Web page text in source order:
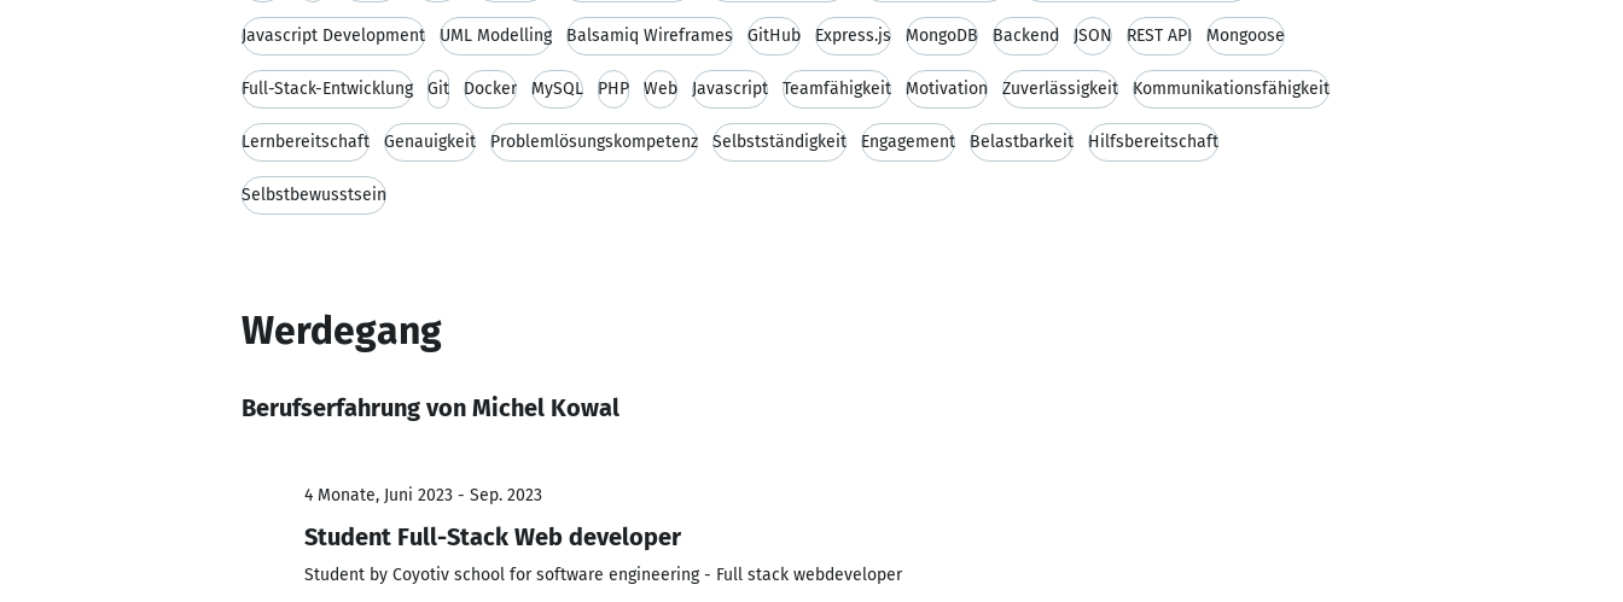
Javascript Development UML Modelling Balsamiq Wireframes GitHub Express.js MongoDB Backend JSON REST API Mongoose
Full-Stack-Entwicklung Git Docker MySQL PHP Web Javascript Teamfähigkeit Motivation Zuverlässigkeit Kommunikationsfähigkeit
Lernbereitschaft Genauigkeit Problemlösungskompetenz Selbstständigkeit Engagement Belastbarkeit Hilfsbereitschaft
Selbstbewusstsein
Werdegang
Berufserfahrung von Michel Kowal
4 Monate, Juni 2023 - Sep. 2023
Student Full-Stack Web developer
Student by Coyotiv school for software engineering - Full stack webdeveloper